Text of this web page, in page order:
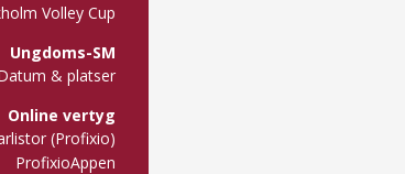
Volley Cup
Ungdoms-SM
& platser
Online vertyg
(Profixio)
ProfixioAppen